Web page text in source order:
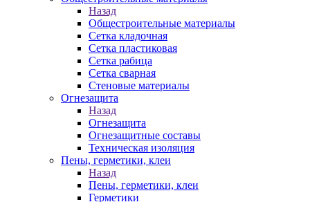
Назад
Общестроительные материалы
Сетка кладочная
Сетка пластиковая
Сетка рабица
Сетка сварная
Стеновые материалы
Огнезащита
Назад
Огнезащита
Огнезащитные составы
Техническая изоляция
Пены, герметики, клеи
Назад
Пены, герметики, клеи
Герметики